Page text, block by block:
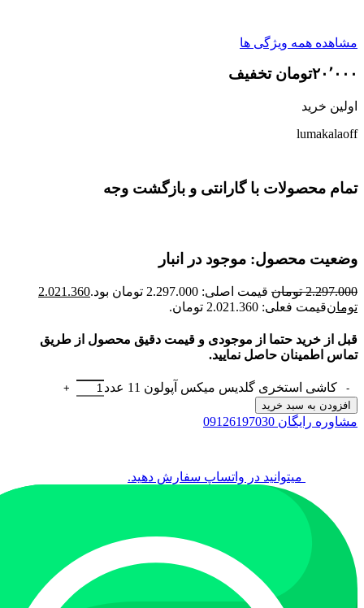
مشاهده همه ویژگی ها
۲۰٬۰۰۰تومان تخفیف
اولین خرید
lumakalaoff
تمام محصولات با گارانتی و بازگشت وجه
وضعیت محصول: موجود در انبار
2.297.000 تومان قیمت اصلی: 2.297.000 تومان بود.
2.021.360
تومانقیمت فعلی: 2.021.360 تومان.
قبل از خرید حتما از موجودی و قیمت دقیق محصول از طریق
تماس اطمینان حاصل نمایید.
کاشی استخری گلدیس میکس آپولون 11 عدد
افزودن به سبد خرید
مشاوره رایگان 09126197030
میتوانید در واتساپ سفارش دهید.